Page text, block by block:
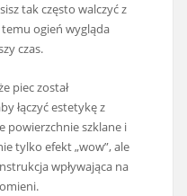
tak często walczyć z
ogień wygląda
czas.
piec został
łączyć estetykę z
powierzchnie szklane i
tylko efekt „wow”, ale
wpływająca na